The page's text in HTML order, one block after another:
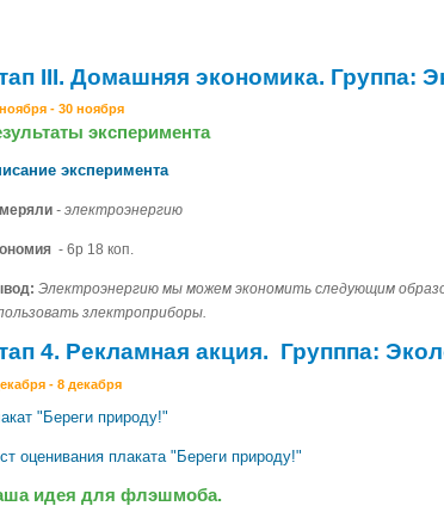
III. Домашняя экономика. Группа:
- 30 ноября
эксперимента
эксперимента
- электроэнергию
- 6р 18 коп.
Электроэнергию мы можем экономить следующим
злектроприборы.
4. Рекламная акция. Групппа:
- 8 декабря
"Береги природу!"
оценивания плаката "Береги природу!"
идея для флэшмоба.